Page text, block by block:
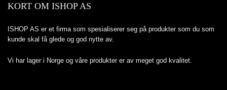
KORT OM ISHOP AS
ISHOP AS er et firma som spesialiserer seg på produkter som du som
kunde skal få glede og god nytte av.
Vi har lager i Norge og våre produkter er av meget god kvalitet.